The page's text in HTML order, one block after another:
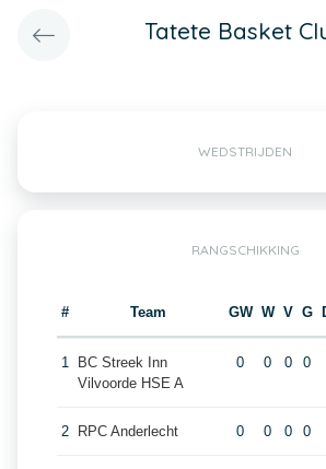
Tatete Basket
WEDSTRIJDEN
RANGSCHIKKING
# Team GW W V G
1
BC Streek Inn
Vilvoorde HSE A
0 0 0 0
2 RPC Anderlecht 0 0 0 0